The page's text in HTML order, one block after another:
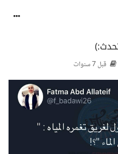
قبل 7 سنوات